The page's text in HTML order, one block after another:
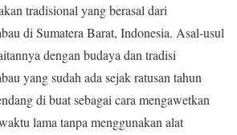
tradisional yang berasal dari
di Sumatera Barat, Indonesia. Asal-usul
dengan budaya dan tradisi
yang sudah ada sejak ratusan tahun
di buat sebagai cara mengawetkan
lama tanpa menggunakan alat